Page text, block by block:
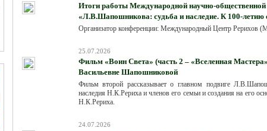
Итоги работы Международной научно-общественной
«Л.В.Шапошникова: судьба и наследие. К 100-летию
Организатор конференции: Международный Центр Рерихов
25.07.2026
Фильм «Воин Света» (часть 2 – «Вселенная
Васильевне Шапошниковой
Фильм второй рассказывает о главном подвиге
наследия Н.К.Рериха и членов его семьи и создания на его
Н.К.Рериха.
24.07.2026